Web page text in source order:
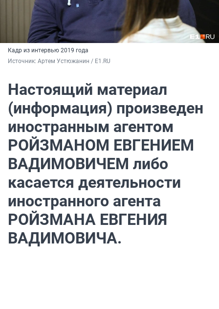
Кадр из интервью 2019 года
Источник: Артем Устюжанин / E1.RU
Настоящий материал
(информация) произведен
иностранным агентом
РОЙЗМАНОМ ЕВГЕНИЕМ
ВАДИМОВИЧЕМ либо
касается деятельности
иностранного агента
РОЙЗМАНА ЕВГЕНИЯ
ВАДИМОВИЧА.